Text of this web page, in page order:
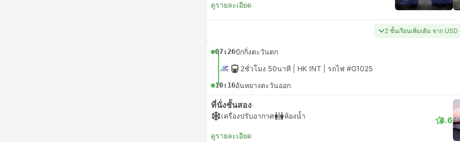
ดูรายละเอียด
2 ชั้นเรียนเพิ่มเติม จาก USD
07:26ปักกิ่งตะวันตก
2ชั่วโมง 50นาที | HK INT รถไฟ #G1025
10:16อันหยางตะวันออก
ที่นั่งชั้นสอง
เครื่องปรับอากาศ ห้องน้ำ
ดูรายละเอียด
4.6